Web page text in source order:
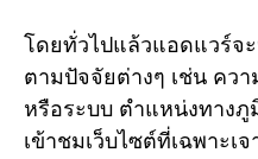
โดยทั่วไปแล้วแอดแวร์
ตามปัจจัยต่างๆ เช่น ควา
หรือระบบ ตำแหน่งทางภู
เข้าชมเว็บไซต์ที่เฉพาะเ